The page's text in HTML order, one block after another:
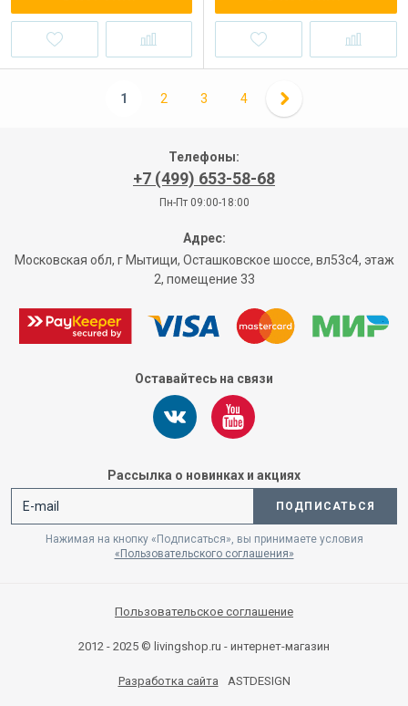
1 2 3 4
Телефоны:
+7 (499) 653-58-68
Пн-Пт 09:00-18:00
Адрес:
Московская обл, г Мытищи, Осташковское шоссе, вл53с4, этаж
2, помещение 33
Оставайтесь на связи
Рассылка о новинках и акциях
ПОДПИСАТЬСЯ
Нажимая на кнопку «Подписаться», вы принимаете условия
«Пользовательского соглашения»
Пользовательское соглашение
2012 - 2025 © livingshop.ru - интернет-магазин
Разработка сайта ASTDESIGN